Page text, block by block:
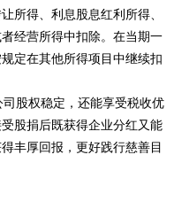
所得、利息股息红利所得、
经营所得中扣除。在当期一
定在其他所得项目中继续扣
股权稳定，还能享受税收优
股捐后既获得企业分红又能
丰厚回报，更好践行慈善目